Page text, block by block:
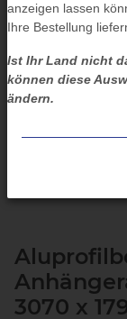
3070 x
anzeigen lassen
Ihre Bestellung
Ist Ihr Land nicht
können diese
ändern.